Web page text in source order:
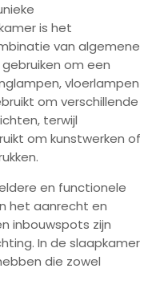
is het
van algemene
om een
vloerlampen
om verschillende
terwijl
om kunstwerken of
en functionele
het aanrecht en
inbouwspots zijn
In de slaapkamer
die zowel